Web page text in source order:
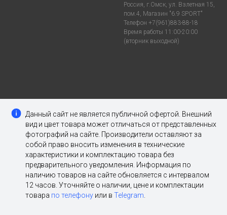
Россия, г.Омск, ул. Взлетная 15,
пом.4, Магазин "6.9 SPORT"
Телефон +7(961)883-88-18
Время работы 11:00-20:00
(вторник выходной)
Данный сайт не является публичной офертой. Внешний
вид и цвет товара может отличаться от представленных
фотографий на сайте. Производители оставляют за
собой право вносить изменения в технические
характеристики и комплектацию товара без
предварительного уведомления. Информация по
наличию товаров на сайте обновляется с интервалом
12 часов. Уточняйте о наличии, цене и комплектации
товара по телефону или в Telegram.